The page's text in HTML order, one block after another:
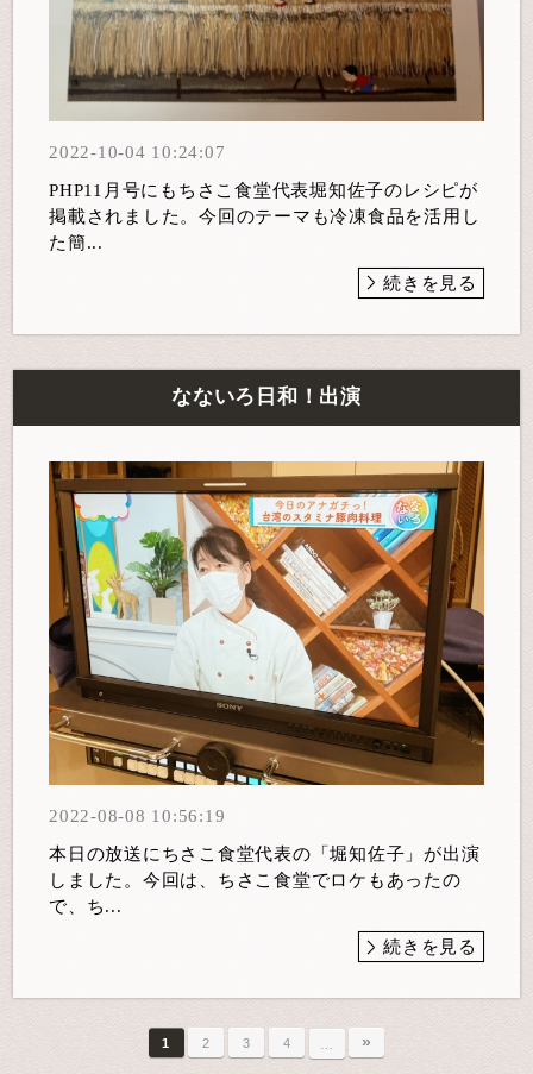
2022-10-04 10:24:07
PHP11月号にもちさこ食堂代表堀知佐子のレシピが
掲載されました。今回のテーマも冷凍食品を活用し
た簡...
続きを見る
なないろ日和！出演
2022-08-08 10:56:19
本日の放送にちさこ食堂代表の「堀知佐子」が出演
しました。今回は、ちさこ食堂でロケもあったの
で、ち...
続きを見る
1 2 3 4 »